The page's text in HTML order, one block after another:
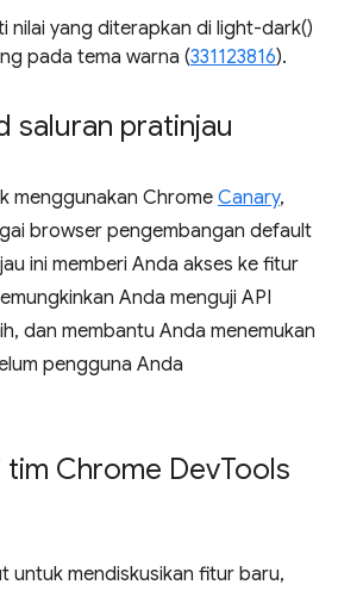
nilai yang diterapkan di light-dark()
pada tema warna (331123816).
saluran pratinjau
menggunakan Chrome Canary,
browser pengembangan default
ini memberi Anda akses ke fitur
Anda menguji API
dan membantu Anda menemukan
pengguna Anda
Chrome DevTools
untuk mendiskusikan fitur baru,